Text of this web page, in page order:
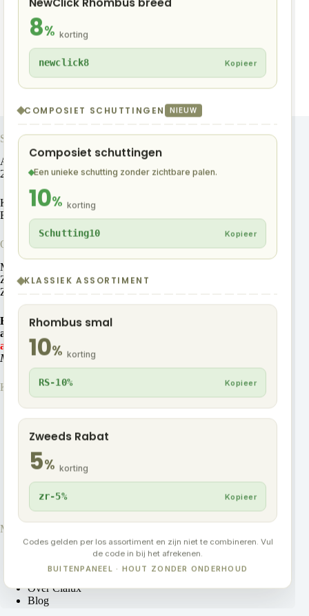
8% korting
newclick8 Kopieer
COMPOSIET SCHUTTINGEN NIEUW
Composiet schuttingen
Een unieke schutting zonder zichtbare palen.
10% korting
Schutting10 Kopieer
KLASSIEK ASSORTIMENT
Rhombus smal
10% korting
RS-10% Kopieer
Zweeds Rabat
5% korting
zr-5% Kopieer
Codes gelden per los assortiment en zijn niet te combineren. Vul
de code in bij het afrekenen.
BUITENPANEEL · HOUT ZONDER ONDERHOUD
Onder-ventilatieprofiel
Aluminium
Showroom adres
Ambachtsweg 6a
2641 KS Pijnacker
KVK: 92344054
BTW:NL866018086B01
Openingstijden
Ma-Vr: 09:00 tot 15:00
Zaterdag: Gesloten
Zondag: Gesloten
Bezoek aan onze showroom is alleen mogelijk op
afspraak.
augustus.
Maak hier een afspraak
Klantenservice
Contact
Technische documentatie
Algemene voorwaarden
Verzenden en retourneren
Garantiebeleid
Privacybeleid
Meer info
Rekenhulp
Montagehandleidingen
Over Clalux
Blog